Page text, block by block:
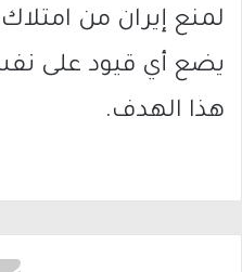
لمنع إيران من
يضع أي قيود على
هذا الهدف.